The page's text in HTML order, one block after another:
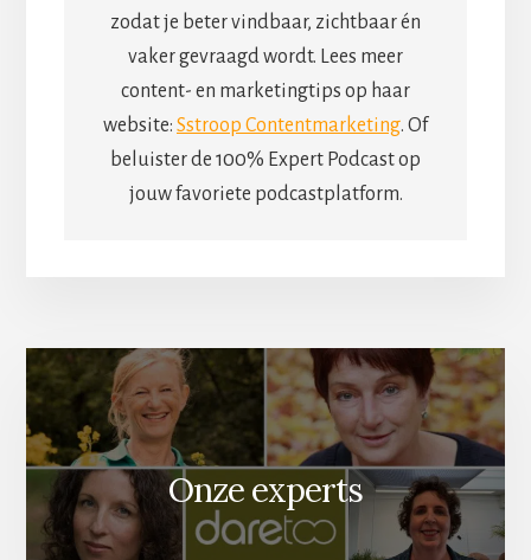
zodat je beter vindbaar, zichtbaar én
vaker gevraagd wordt. Lees meer
content- en marketingtips op haar
website: Sstroop Contentmarketing. Of
beluister de 100% Expert Podcast op
jouw favoriete podcastplatform.
Onze experts